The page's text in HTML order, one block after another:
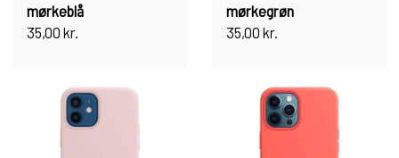
mørkeblå
35,00 kr.
mørkegrøn
35,00 kr.